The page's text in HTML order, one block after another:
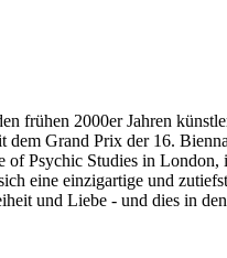
2000er Jahren
Grand Prix der 16.
of Psychic Studies in
eine einzigartige und
und Liebe - und dies in